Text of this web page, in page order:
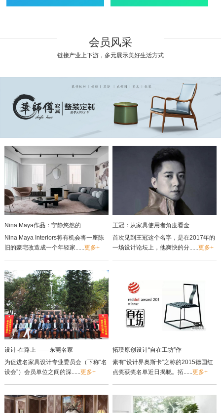
会员风采
链接产业上下游，多元展示美好生活方式
Nina Maya作品：宁静悠然的
Nina Maya Interiors将有机会将一座陈
旧的豪宅改造成一个年轻家...... 更多+
王冠：从家具使用者角度看金
首次见到王冠这个名字，是在2017年的
一场设计论坛上，他爽快的分......更多+
设计·在路上 ——东莞名家
为促进名家具设计专业委员会（下称“名
设会”）会员单位之间的深......更多+
拓璞原创设计“自在工坊”作
素有“设计界奥斯卡”之称的2015德国红
点奖获奖名单近日揭晓。拓......更多+